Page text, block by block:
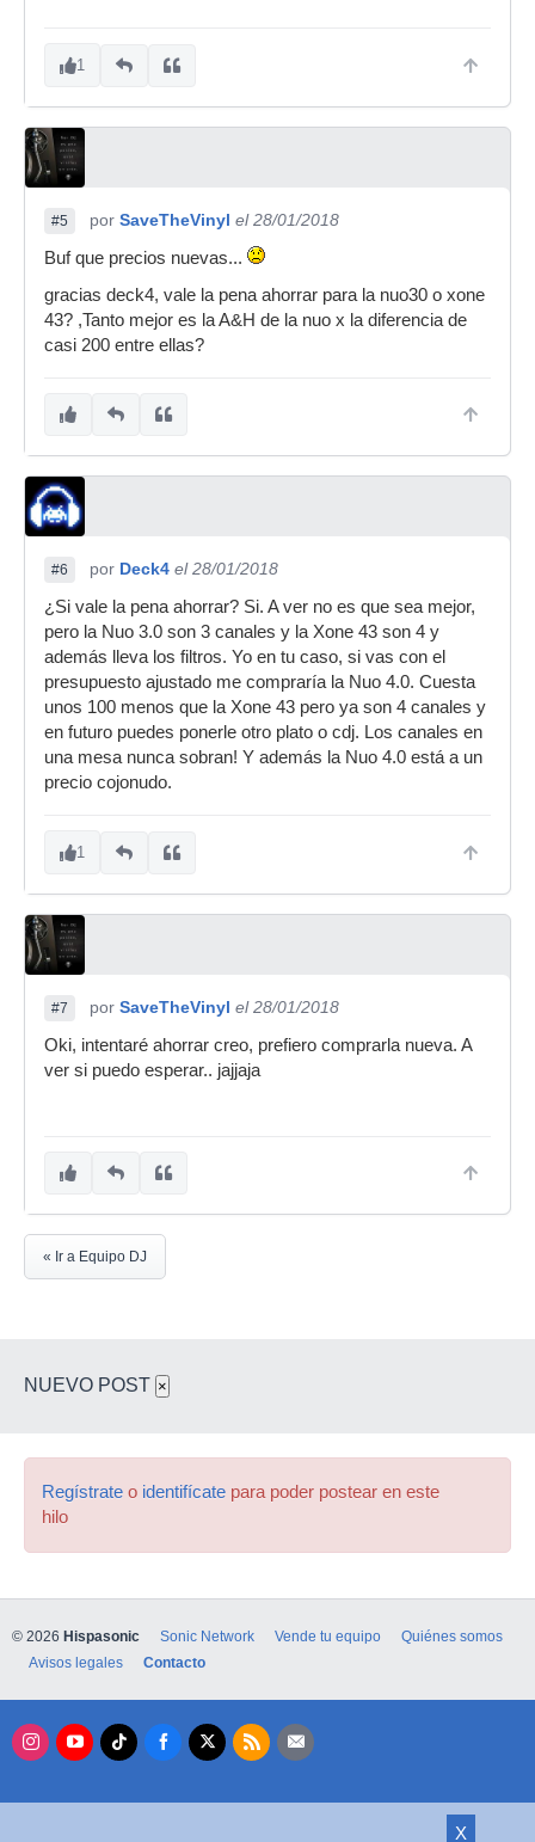
1
#5 por SaveTheVinyl el 28/01/2018
Buf que precios nuevas...
gracias deck4, vale la pena ahorrar para la nuo30 o xone
43? ,Tanto mejor es la A&H de la nuo x la diferencia de
casi 200 entre ellas?
#6 por Deck4 el 28/01/2018
¿Si vale la pena ahorrar? Si. A ver no es que sea mejor,
pero la Nuo 3.0 son 3 canales y la Xone 43 son 4 y
además lleva los filtros. Yo en tu caso, si vas con el
presupuesto ajustado me compraría la Nuo 4.0. Cuesta
unos 100 menos que la Xone 43 pero ya son 4 canales y
en futuro puedes ponerle otro plato o cdj. Los canales en
una mesa nunca sobran! Y además la Nuo 4.0 está a un
precio cojonudo.
1
#7 por SaveTheVinyl el 28/01/2018
Oki, intentaré ahorrar creo, prefiero comprarla nueva. A
ver si puedo esperar.. jajjaja
« Ir a Equipo DJ
NUEVO POST ×
Regístrate o identifícate para poder postear en este
hilo
X
© 2026 Hispasonic Sonic Network Vende tu equipo
Quiénes somos
Avisos legales
Contacto